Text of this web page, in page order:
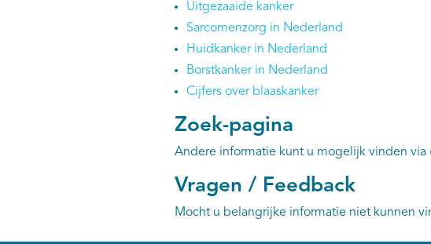
Uitgezaaide kanker
Sarcomenzorg in Nederland
Huidkanker in Nederland
Borstkanker in Nederland
Cijfers over blaaskanker
Zoek-pagina
Andere informatie kunt u mogelijk vinden via
Vragen / Feedback
Mocht u belangrijke informatie niet kunnen